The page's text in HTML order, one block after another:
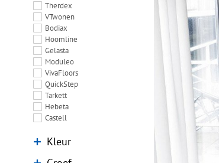
Therdex
VTwonen
Bodiax
Hoomline
Gelasta
Moduleo
VivaFloors
QuickStep
Tarkett
Hebeta
Castell
Kleur